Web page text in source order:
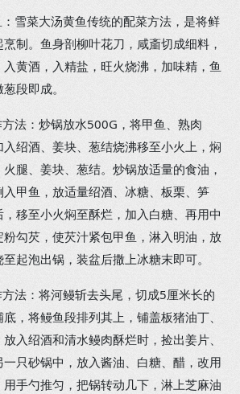
雪菜大汤黄鱼传统的配菜方法，是将鲜
制。鱼身剖柳叶花刀，咸齑切成细料，
黄酒，入精盐，旺火烧沸，加味精，鱼
段即成。
法：炒锅放水500G，将甲鱼、熟肉
绍酒、姜块、葱结烧沸移至小火上，焖
腿、姜块、葱结。炒锅放适量的食油，
甲鱼，放适量绍酒、冰糖、板栗、笋
移至小火焖至酥烂，加入白糖、再用中
勾芡，使芡汁紧包甲鱼，淋入明油，放
起泡出锅，装盆后撒上冰糖末即可。
法：将河鳗斩去头尾，切成5厘米长的
，将鳗鱼段排列其上，铺盖板猪油丁、
入绍酒和清水鳗肉酥烂时，捡出姜片、
只砂锅中，放入酱油、白糖、醋，改用
手勺推匀，把锅转动几下，淋上芝麻油